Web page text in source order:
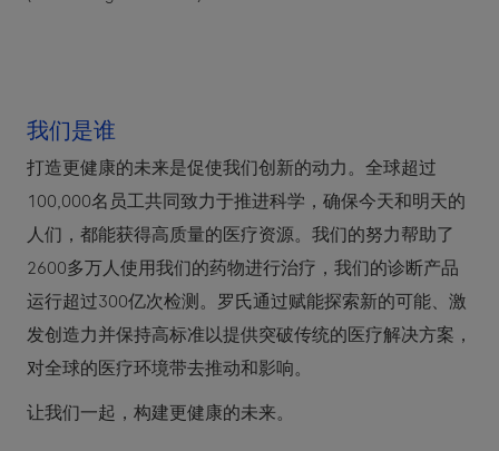
我们是谁
打造更健康的未来是促使我们创新的动力。全球超过
100,000名员工共同致力于推进科学，确保今天和明天的
人们，都能获得高质量的医疗资源。我们的努力帮助了
2600多万人使用我们的药物进行治疗，我们的诊断产品
运行超过300亿次检测。罗氏通过赋能探索新的可能、激
发创造力并保持高标准以提供突破传统的医疗解决方案，
对全球的医疗环境带去推动和影响。
让我们一起，构建更健康的未来。